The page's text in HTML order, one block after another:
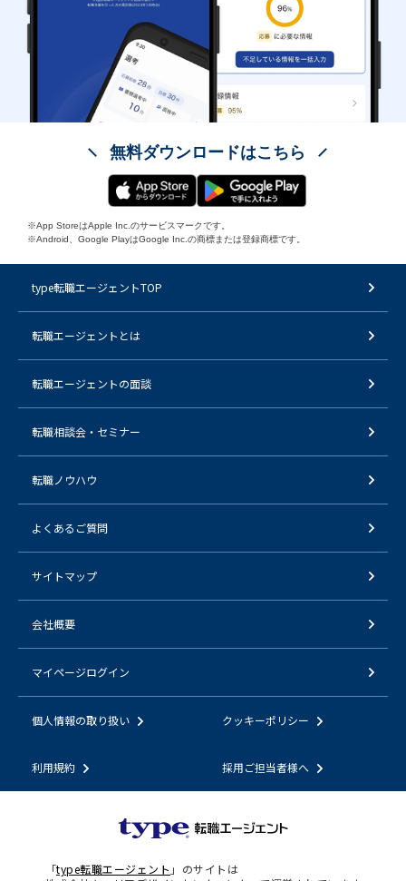
無料ダウンロードはこちら
※App StoreはApple Inc.のサービスマークです。
※Android、Google PlayはGoogle Inc.の商標または登録商標です。
type転職エージェントTOP
転職エージェントとは
転職エージェントの面談
転職相談会・セミナー
転職ノウハウ
よくあるご質問
サイトマップ
会社概要
マイページログイン
個人情報の取り扱い クッキーポリシー
利用規約 採用ご担当者様へ
「type転職エージェント 」のサイトは